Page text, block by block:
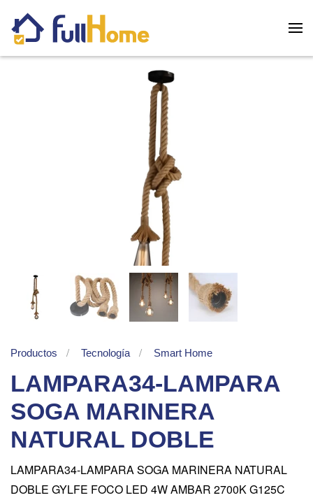
Skip to main content
Productos Tecnología Smart Home
LAMPARA34-LAMPARA
SOGA MARINERA
NATURAL DOBLE
LAMPARA34-LAMPARA SOGA MARINERA NATURAL
DOBLE GYLFE FOCO LED 4W AMBAR 2700K G125C